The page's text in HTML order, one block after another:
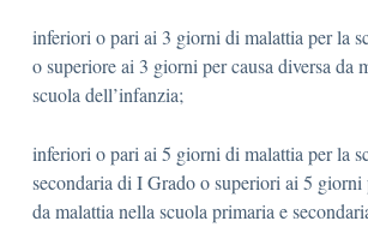
inferiori o pari ai 3 giorni di malattia per la
o superiore ai 3 giorni per causa diversa da
scuola dell’infanzia;
inferiori o pari ai 5 giorni di malattia per la
secondaria di I Grado o superiori ai 5 giorni
da malattia nella scuola primaria e